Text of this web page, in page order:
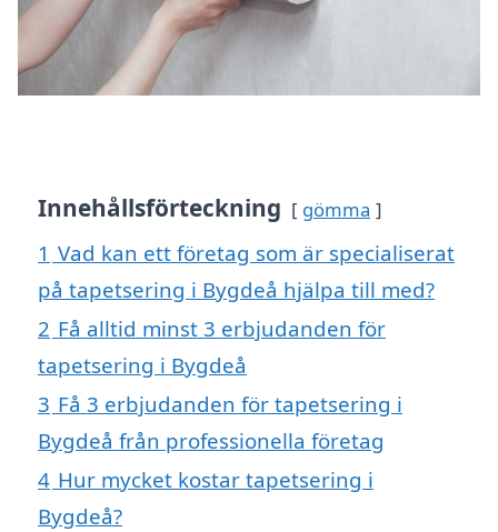
Innehållsförteckning gömma
1 Vad kan ett företag som är specialiserat
på tapetsering i Bygdeå hjälpa till med?
2 Få alltid minst 3 erbjudanden för
tapetsering i Bygdeå
3 Få 3 erbjudanden för tapetsering i
Bygdeå från professionella företag
4 Hur mycket kostar tapetsering i
Bygdeå?